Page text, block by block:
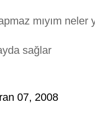
mıyım neler
sağlar
07, 2008